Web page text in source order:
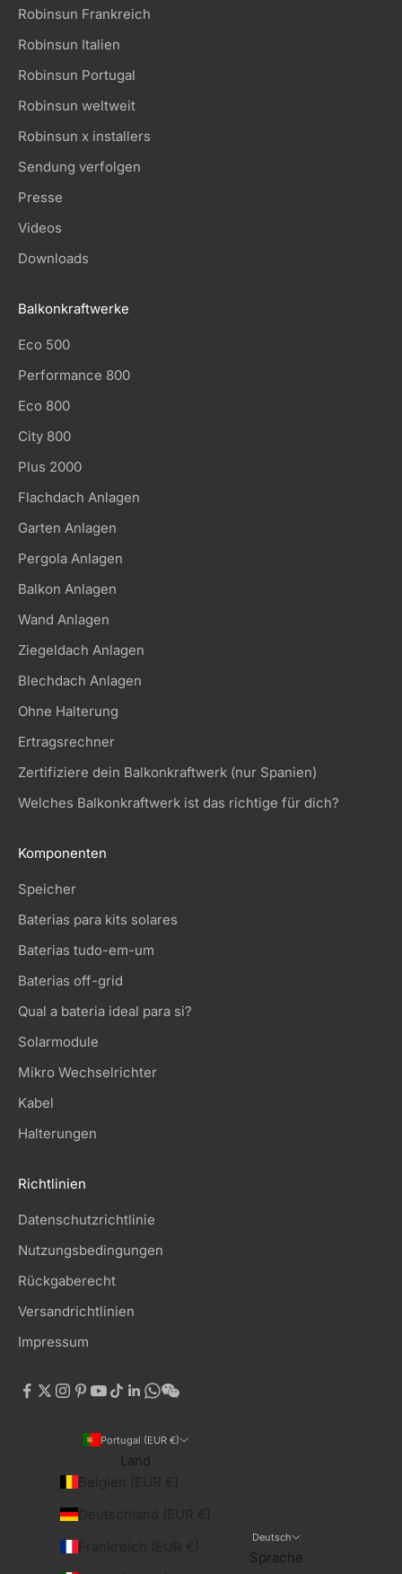
Robinsun Frankreich
Robinsun Italien
Robinsun Portugal
Robinsun weltweit
Robinsun x installers
Sendung verfolgen
Presse
Videos
Downloads
Balkonkraftwerke
Eco 500
Performance 800
Eco 800
City 800
Plus 2000
Flachdach Anlagen
Garten Anlagen
Pergola Anlagen
Balkon Anlagen
Wand Anlagen
Ziegeldach Anlagen
Blechdach Anlagen
Ohne Halterung
Ertragsrechner
Zertifiziere dein Balkonkraftwerk (nur Spanien)
Welches Balkonkraftwerk ist das richtige für dich?
Komponenten
Speicher
Baterias para kits solares
Baterias tudo-em-um
Baterias off-grid
Qual a bateria ideal para si?
Solarmodule
Mikro Wechselrichter
Kabel
Halterungen
Richtlinien
Datenschutzrichtlinie
Nutzungsbedingungen
Rückgaberecht
Versandrichtlinien
Impressum
Portugal (EUR €)
Land
Deutsch
Sprache